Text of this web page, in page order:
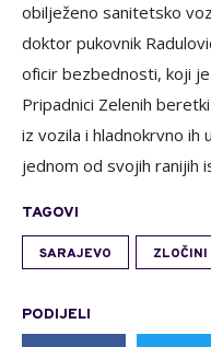
obilježeno sanitetsko
doktor pukovnik
oficir bezbednosti, koji
Pripadnici Zelenih
iz vozila i hladnokrvno ih
jednom od svojih ranijih
TAGOVI
SARAJEVO ZLOČINI
PODIJELI